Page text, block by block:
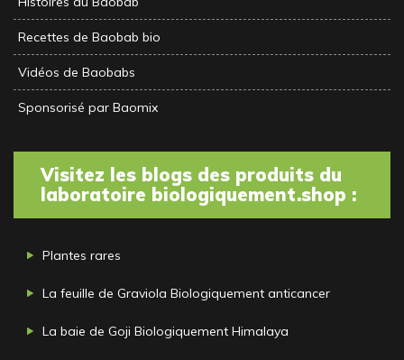
Recettes de Baobab bio
Vidéos de Baobabs
Sponsorisé par Baomix
Visitez les blogs des produits du
laboratoire biologiquement.shop :
Plantes rares
La feuille de Graviola Biologiquement anticancer
La baie de Goji Biologiquement Himalaya